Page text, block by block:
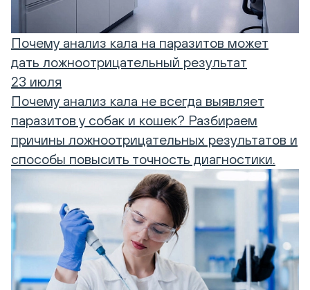
Почему анализ кала на паразитов может
дать ложноотрицательный результат
23 июля
Почему анализ кала не всегда выявляет
паразитов у собак и кошек? Разбираем
причины ложноотрицательных результатов и
способы повысить точность диагностики.